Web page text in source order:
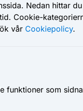
Nedan hittar
Cookie-
vår Cookiepolicy.
funktioner som